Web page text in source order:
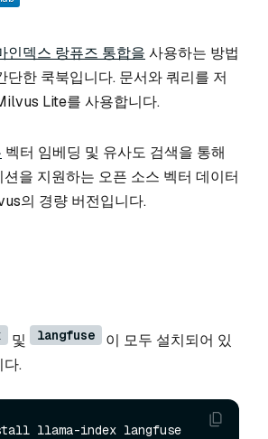
인덱스 랑퓨즈 통합을 사용하는 방법
단한 쿡북입니다. 문서와 쿼리를 저
Lite를 사용합니다.
벡터 임베딩 및 유사도 검색을 통해
을 지원하는 오픈 소스 벡터 데이터
의 경량 버전입니다.
및 langfuse
이 모두 설치되어 있
다.
llama-index langfuse